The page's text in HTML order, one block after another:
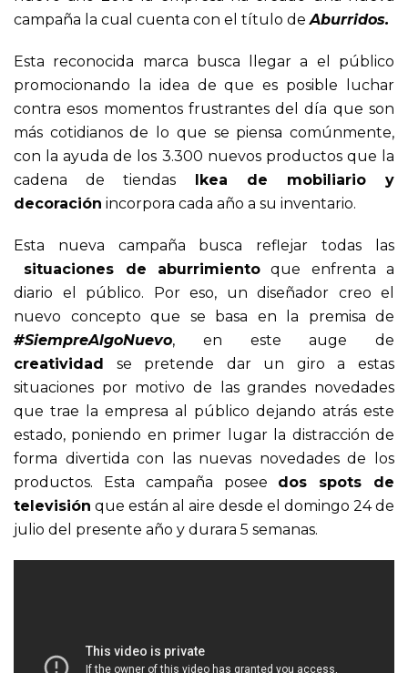
campaña la cual cuenta con el título deAburridos.
Esta reconocida marca busca llegar a el público
promocionando la idea de que es posible luchar
contra esos momentos frustrantes del día que son
más cotidianos de lo que se piensa comúnmente,
con la ayuda de los 3.300 nuevos productos que la
cadena de tiendas Ikea de mobiliario y
decoración incorpora cada año a su inventario.
Esta nueva campaña busca reflejar todas las
situaciones de aburrimiento que enfrenta a
diario el público. Por eso, un diseñador creo el
nuevo concepto que se basa en la premisa de
#SiempreAlgoNuevo, en este auge de
creatividad se pretende dar un giro a estas
situaciones por motivo de las grandes novedades
que trae la empresa al público dejando atrás este
estado, poniendo en primer lugar la distracción de
forma divertida con las nuevas novedades de los
productos. Esta campaña posee dos spots de
televisión que están al aire desde el domingo 24 de
julio del presente año y durara 5 semanas.